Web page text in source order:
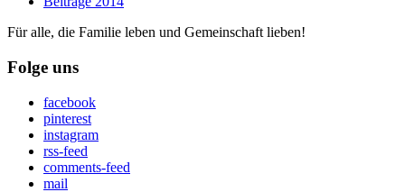
Für alle, die Familie leben und Gemeinschaft lieben!
Folge uns
facebook
pinterest
instagram
rss-feed
comments-feed
mail